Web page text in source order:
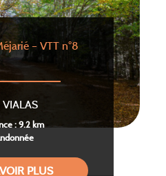
– VTT n°8
VIALAS
: 9.2 km
PLUS